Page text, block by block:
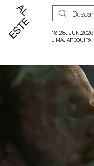
18-28. JUN.2026
LIMA, AREQUIPA